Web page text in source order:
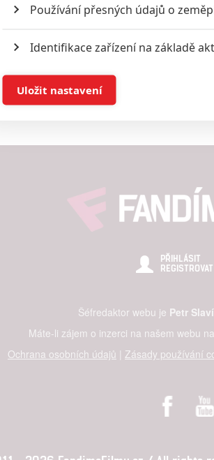
Recenze: Terapie láskou
PŘIHLÁSIT
REGISTROVAT
Šéfredaktor webu je Petr
Máte-li zájem o inzerci na našem webu
Ochrana osobních údajů | Zásady používání
Používání přesných údajů o
Identifikace zařízení na základě
Ukládání a/nebo přístup k
Udělením souhlasu s účely a funkcemi
Poskytování a zobrazování reklamy a obsahu
Uložit nastavení